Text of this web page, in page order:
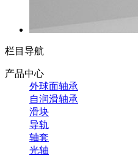
栏目导航
产品中心
外球面轴承
自润滑轴承
滑块
导轨
轴套
光轴